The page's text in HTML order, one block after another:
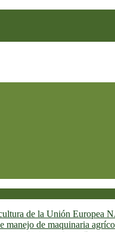
de la Unión Europea
de maquinaria